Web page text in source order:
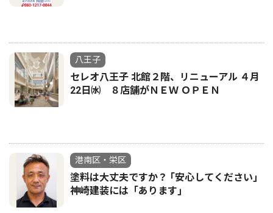
八王子
セレオ八王子 北館２階、リニューアル ４月
22日㈬ ８店舗がＮＥＷ ＯＰＥＮ
港南区・栄区
塗料は大丈夫ですか？ ｢安心してください｣
神崎建装には「あります｣